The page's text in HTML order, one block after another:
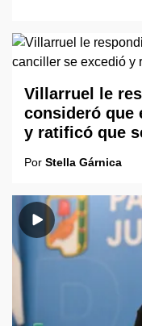
Villarruel le
consideró que
y ratificó que
Por Stella Gárnica